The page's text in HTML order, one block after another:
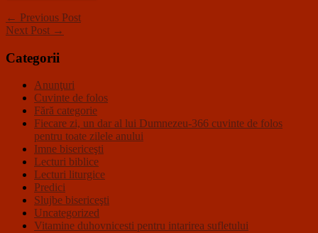
← Previous Post
Next Post →
Categorii
Anunţuri
Cuvinte de folos
Fără categorie
Fiecare zi, un dar al lui Dumnezeu-366 cuvinte de folos
pentru toate zilele anului
Imne bisericeşti
Lecturi biblice
Lecturi liturgice
Predici
Slujbe bisericeşti
Uncategorized
Vitamine duhovnicesti pentru intarirea sufletului